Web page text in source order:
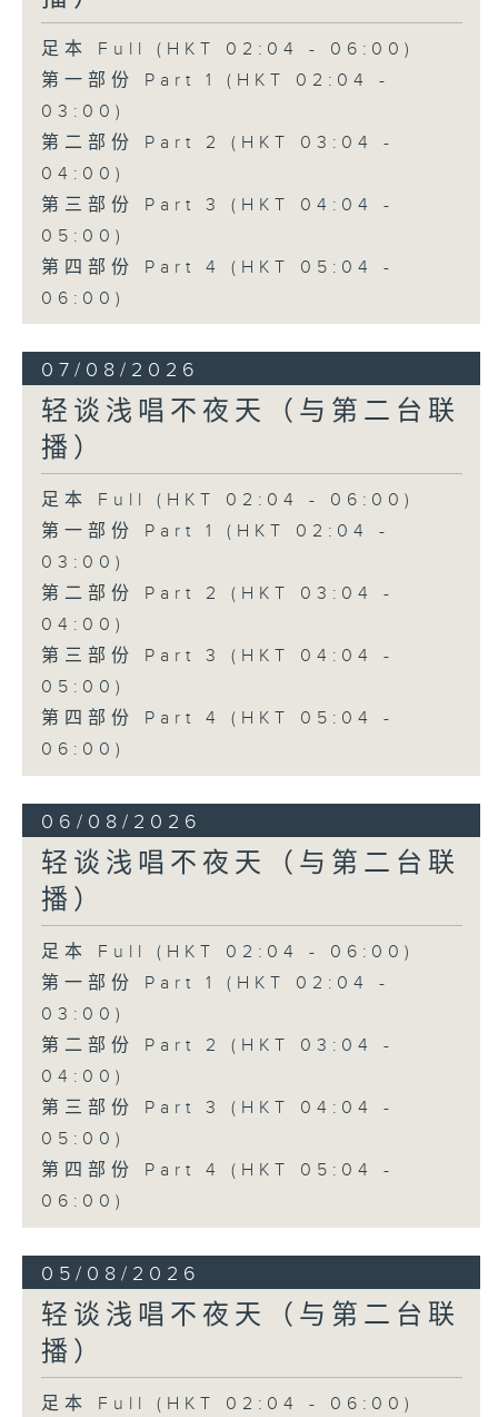
足本 Full (HKT 02:04 - 06:00)
第一部份 Part 1 (HKT 02:04 -
03:00)
第二部份 Part 2 (HKT 03:04 -
04:00)
第三部份 Part 3 (HKT 04:04 -
05:00)
第四部份 Part 4 (HKT 05:04 -
06:00)
07/08/2026
轻谈浅唱不夜天（与第二台联
播）
足本 Full (HKT 02:04 - 06:00)
第一部份 Part 1 (HKT 02:04 -
03:00)
第二部份 Part 2 (HKT 03:04 -
04:00)
第三部份 Part 3 (HKT 04:04 -
05:00)
第四部份 Part 4 (HKT 05:04 -
06:00)
06/08/2026
轻谈浅唱不夜天（与第二台联
播）
足本 Full (HKT 02:04 - 06:00)
第一部份 Part 1 (HKT 02:04 -
03:00)
第二部份 Part 2 (HKT 03:04 -
04:00)
第三部份 Part 3 (HKT 04:04 -
05:00)
第四部份 Part 4 (HKT 05:04 -
06:00)
05/08/2026
轻谈浅唱不夜天（与第二台联
播）
足本 Full (HKT 02:04 - 06:00)